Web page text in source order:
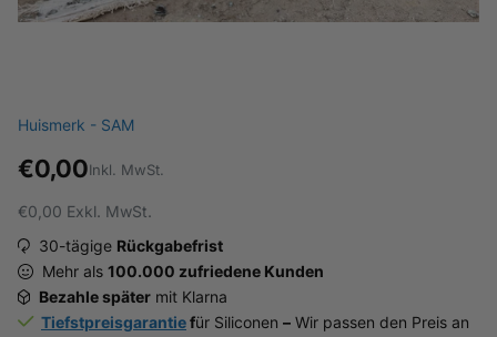
Huismerk - SAM
€0,00Inkl. MwSt.
€0,00 Exkl. MwSt.
30-tägige Rückgabefrist
Mehr als 100.000 zufriedene Kunden
Bezahle später mit Klarna
Tiefstpreisgarantiefür Siliconen – Wir passen den Preis an